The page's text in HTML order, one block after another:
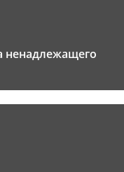
ненадлежащего